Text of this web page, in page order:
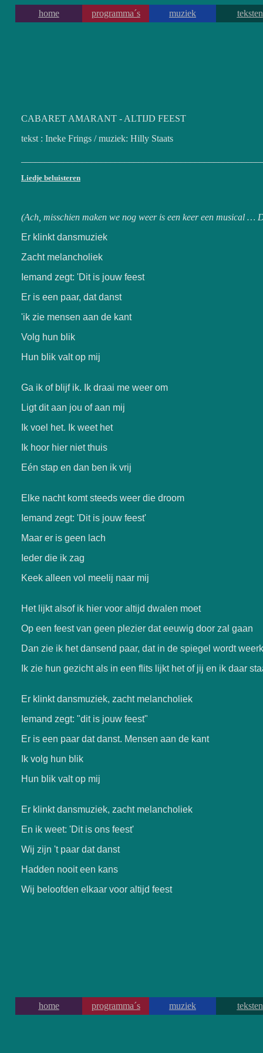
home programma´s muziek teksten
CABARET AMARANT - ALTIJD FEEST
tekst : Ineke Frings / muziek: Hilly Staats
Liedje beluisteren
(Ach, misschien maken we nog weer is een keer een musical
Er klinkt dansmuziek
Zacht melancholiek
Iemand zegt: 'Dit is jouw feest
Er is een paar, dat danst
'ik zie mensen aan de kant
Volg hun blik
Hun blik valt op mij
Ga ik of blijf ik. Ik draai me weer om
Ligt dit aan jou of aan mij
Ik voel het. Ik weet het
Ik hoor hier niet thuis
Eén stap en dan ben ik vrij
Elke nacht komt steeds weer die droom
Iemand zegt: 'Dit is jouw feest'
Maar er is geen lach
Ieder die ik zag
Keek alleen vol meelij naar mij
Het lijkt alsof ik hier voor altijd dwalen moet
Op een feest van geen plezier dat eeuwig door zal gaan
Dan zie ik het dansend paar, dat in de spiegel wordt
Ik zie hun gezicht als in een flits lijkt het of jij en ik daar
Er klinkt dansmuziek, zacht melancholiek
Iemand zegt: "dit is jouw feest"
Er is een paar dat danst. Mensen aan de kant
Ik volg hun blik
Hun blik valt op mij
Er klinkt dansmuziek, zacht melancholiek
En ik weet: 'Dit is ons feest'
Wij zijn 't paar dat danst
Hadden nooit een kans
Wij beloofden elkaar voor altijd feest
home programma´s muziek teksten